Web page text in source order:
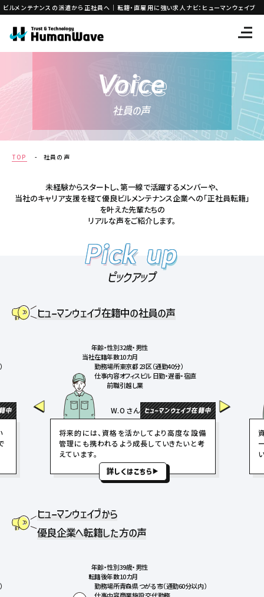
ビルメンテナンスの派遣から正社員へ｜転籍・直雇用に強い求人ナビ：ヒューマンウェイブ
Voice
Voice
社員の声
TOP 社員の声
未経験からスタートし、第一線で活躍するメンバーや、
当社のキャリア支援を経て優良ビルメンテナンス企業への「正社員転籍」
を叶えた先輩たちの
リアルな声をご紹介します。
Pick up
Pick up
ピックアップ
ヒューマンウェイブ在籍中の社員の声
籍中 W.Oさん ヒューマンウェイブ在籍中
年齢・性別32歳・男性
当社在籍年数10カ月
勤務場所東京都 23区（通勤40分）
仕事内容オフィスビル 日勤・遅番・宿直
前職引越し業
将来的には、資格を活かしてより高度な設備
管理にも携われるよう成長していきたいと考
えています。
詳しくはこちら
ヒューマンウェイブから
優良企業へ転籍した方の声
年齢・性別39歳・男性
転籍後年数10カ月
勤務場所青森県 つがる市（通勤60分以内）